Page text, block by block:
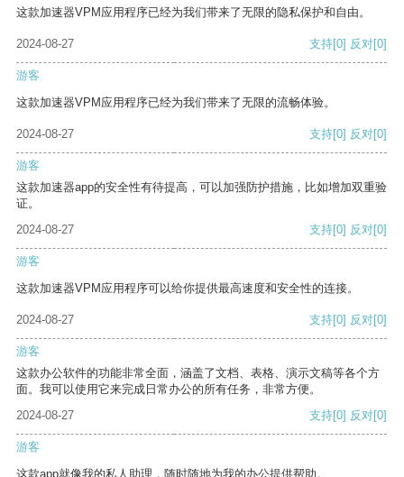
这款加速器VPM应用程序已经为我们带来了无限的隐私保护和自由。
2024-08-27 支持[0] 反对[0]
游客
这款加速器VPM应用程序已经为我们带来了无限的流畅体验。
2024-08-27 支持[0] 反对[0]
游客
这款加速器app的安全性有待提高，可以加强防护措施，比如增加双重验
证。
2024-08-27
支持[0] 反对[0]
游客
这款加速器VPM应用程序可以给你提供最高速度和安全性的连接。
2024-08-27 支持[0] 反对[0]
游客
这款办公软件的功能非常全面，涵盖了文档、表格、演示文稿等各个方
面。我可以使用它来完成日常办公的所有任务，非常方便。
2024-08-27
支持[0] 反对[0]
游客
这款app就像我的私人助理，随时随地为我的办公提供帮助。